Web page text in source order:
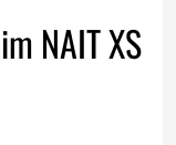
NAIT XS